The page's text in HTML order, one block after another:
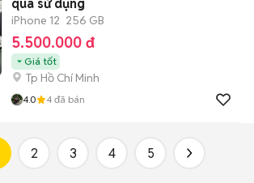
iPhone 12 256 GB
5.500.000 đ
Giá tốt
Tp Hồ Chí Minh
4.0 4 đã bán
2 3 4 5